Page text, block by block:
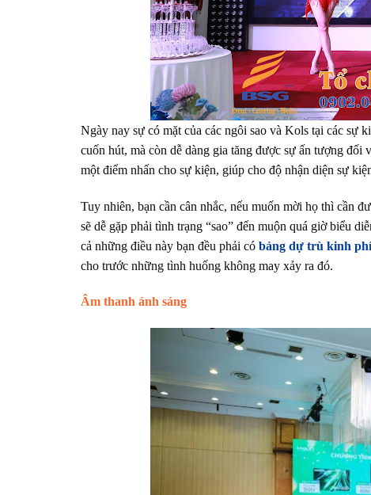
Ngày nay sự có mặt của các ngôi sao và Kols tại các sự
cuốn hút, mà còn dễ dàng gia tăng được sự ấn tượng
một điểm nhấn cho sự kiện, giúp cho độ nhận diện sự
Tuy nhiên, bạn cần cân nhắc, nếu muốn mời họ thì cần
sẽ dễ gặp phải tình trạng “sao” đến muộn quá giờ biểu
cả những điều này bạn đều phải có bảng dự trù kinh phí
cho trước những tình huống không may xảy ra đó.
Âm thanh ánh sáng